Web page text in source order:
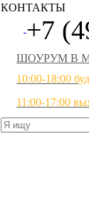
КОНТАКТЫ
+7
ШОУРУМ В
10:00-18:00
11:00-17:00